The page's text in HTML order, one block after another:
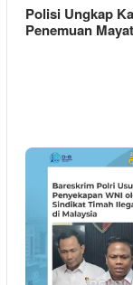
Polisi Ungkap
Penemuan